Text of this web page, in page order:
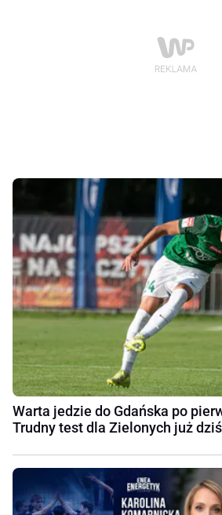
Warta jedzie do Gdańska po
Trudny test dla Zielonych już